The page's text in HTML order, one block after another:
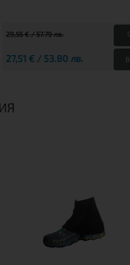
29,55 € / 57.79 лв.
27,51 € / 53.80 лв.